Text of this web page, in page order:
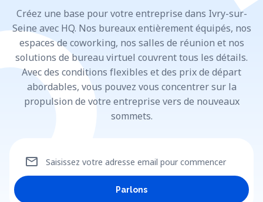
Créez une base pour votre entreprise dans Ivry-sur-
Seine avec HQ. Nos bureaux entièrement équipés, nos
espaces de coworking, nos salles de réunion et nos
solutions de bureau virtuel couvrent tous les détails.
Avec des conditions flexibles et des prix de départ
abordables, vous pouvez vous concentrer sur la
propulsion de votre entreprise vers de nouveaux
sommets.
Saisissez votre adresse email pour commencer
mail
Parlons